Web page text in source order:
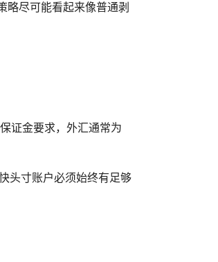
略尽可能看起来像普通剥
证金要求，外汇通常为
头寸账户必须始终有足够